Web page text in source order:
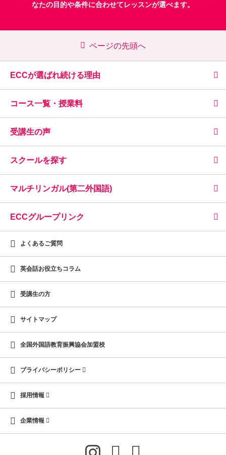
なたの目的や条件に合わせてレッスンが選べます。
ページの先頭へ
ECCが選ばれ続ける理由
コース一覧・授業料
受講生の声
スクールを探す
マルチリンガル(第二外国語)
ECCグループリンク
よくあるご質問
英会話お役立ちコラム
受講生の方
サイトマップ
全国外国語教育振興協会加盟校
プライバシーポリシー
採用情報
企業情報